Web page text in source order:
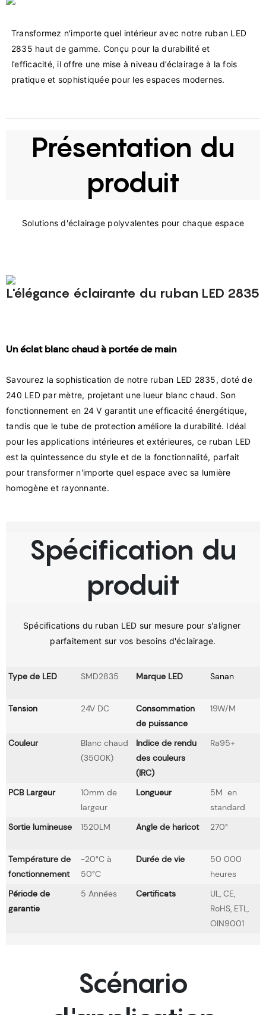
Transformez n'importe quel intérieur avec notre ruban LED
2835 haut de gamme. Conçu pour la durabilité et
l’efficacité, il offre une mise à niveau d’éclairage à la fois
Présentation du
produit
L'élégance éclairante du ruban LED 2835
Un éclat blanc chaud à portée de main
Savourez la sophistication de notre ruban LED 2835, doté de
240 LED par mètre, projetant une lueur blanc chaud. Son
fonctionnement en 24 V garantit une efficacité énergétique,
tandis que le tube de protection améliore la durabilité. Idéal
pour les applications intérieures et extérieures, ce ruban LED
est la quintessence du style et de la fonctionnalité, parfait
pour transformer n'importe quel espace avec sa lumière
Spécification du
produit
Spécifications du ruban LED sur mesure pour s'aligner
Type de LED SMD2835 Marque LED Sanan
Tension 24V DC
Consommation
de puissance
19W/M
Couleur
Blanc chaud
(3500K)
Indice de rendu
des couleurs
(IRC)
Ra95+
PCB Largeur
10mm de
largeur
Longueur
5M en
standard
Sortie lumineuse
1520LM Angle de haricot 270°
Température de
fonctionnement
-20°C à
50°C
Durée de vie
50 000
heures
Période de
garantie
5 Années Certificats
UL, CE,
RoHS, ETL,
OIN9001
Scénario